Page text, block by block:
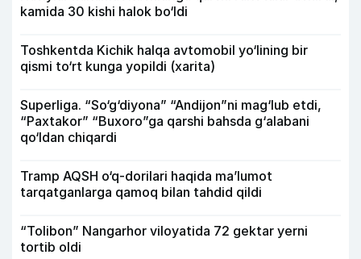
kamida 30 kishi halok bo‘ldi
Toshkentda Kichik halqa avtomobil yo‘lining bir
qismi to‘rt kunga yopildi (xarita)
Superliga. “So‘g‘diyona” “Andijon”ni mag‘lub etdi,
“Paxtakor” “Buxoro”ga qarshi bahsda g‘alabani
qo‘ldan chiqardi
Tramp AQSH o‘q-dorilari haqida ma’lumot
tarqatganlarga qamoq bilan tahdid qildi
“Tolibon” Nangarhor viloyatida 72 gektar yerni
tortib oldi